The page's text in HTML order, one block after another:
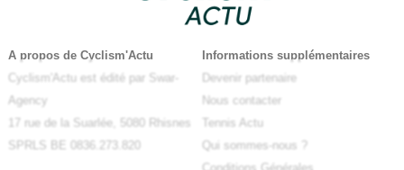
A propos de Cyclism'Actu
Cyclism'Actu est édité par Swar-
Agency
17 rue de la Suarlée, 5080 Rhisnes
SPRLS BE 0836.273.820
Informations supplémentaires
Devenir partenaire
Nous contacter
Tennis Actu
Qui sommes-nous ?